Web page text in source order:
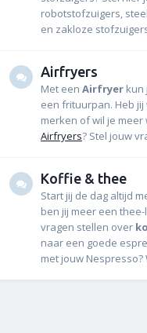
robotstofzuigers,
en zakloze
Airfryers
Met een Airfryer kun
een frituurpan. Heb
merken of wil je
Airfryers? Stel jouw
Koffie & thee
Start jij de dag altijd
ben jij meer een
vragen stellen over
naar een goede
met jouw Nespresso?